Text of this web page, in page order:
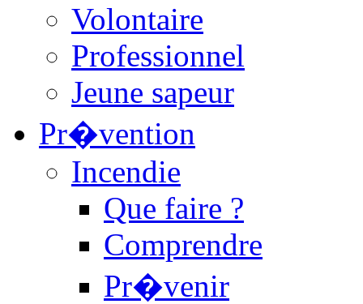
Volontaire
Professionnel
Jeune sapeur
Pr�vention
Incendie
Que faire ?
Comprendre
Pr�venir